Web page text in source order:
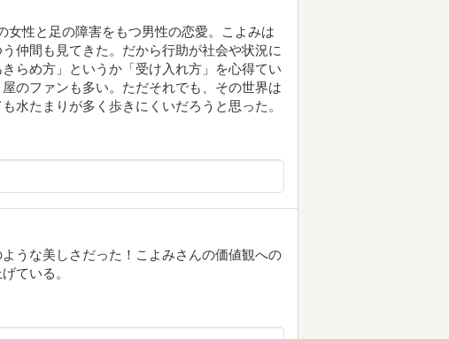
性と足の障害をもつ男性の恋愛。こよみは
仲間も見てきた。だから行助が社会や状況に
らめ方」というか「受け入れ方」を心得てい
のファンも多い。ただそれでも、その世界は
水たまりが多く歩きにくいだろうと思った。
うな美しさだった！こよみさんの価値観への
ている。